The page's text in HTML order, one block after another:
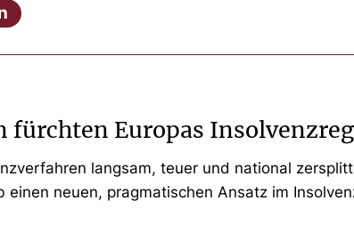
fürchten Europas
langsam, teuer und national
einen neuen, pragmatischen Ansatz im